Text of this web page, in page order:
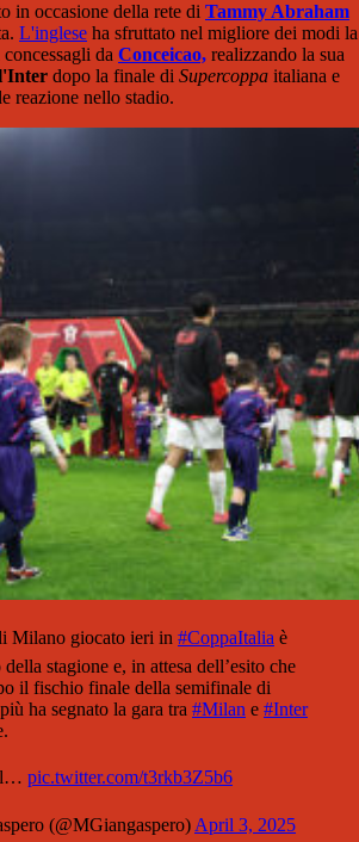
in occasione della rete di Tammy Abraham
L'inglese ha sfruttato nel migliore dei modi la
da Conceicao, realizzando la sua
dopo la finale di Supercoppa italiana e
reazione nello stadio.
Milano giocato ieri in #CoppaItalia è
stagione e, in attesa dell’esito che
il fischio finale della semifinale di
ha segnato la gara tra #Milan e #Inter
pic.twitter.com/t3rkb3Z5b6
(@MGiangaspero) April 3, 2025